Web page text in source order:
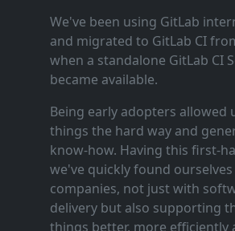
We've been using GitLab
and migrated to GitLab CI
when a standalone GitLab CI
became available.
Being early adopters allowed
things the hard way and
know‑how. Having this
we've quickly found
companies, not just with
delivery but also supporting
things better, more efficiently